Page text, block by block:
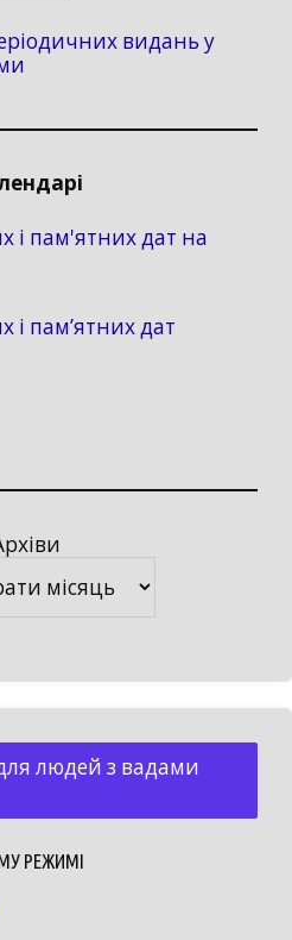
видань у
і пам'ятних дат на
і пам’ятних дат
людей з вадами
РЕЖИМІ